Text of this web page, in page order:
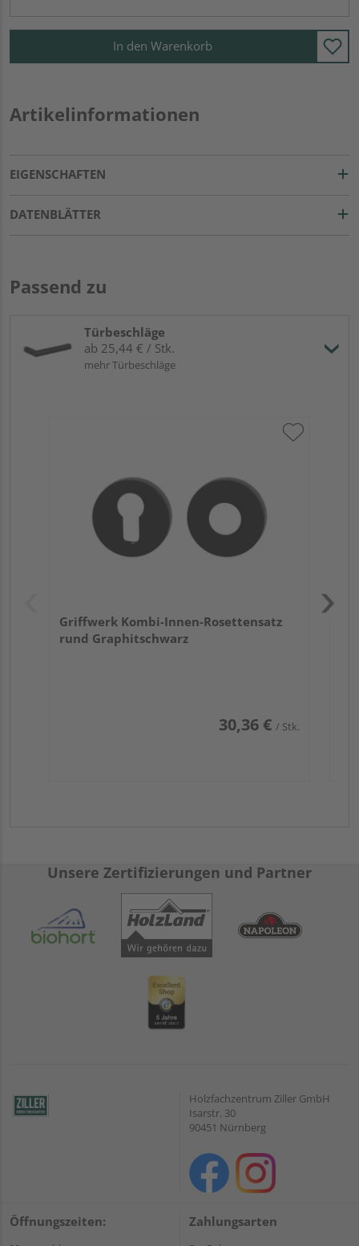
In den Warenkorb
Artikelinformationen
EIGENSCHAFTEN
DATENBLÄTTER
Passend zu
Türbeschläge
ab 25,44 € / Stk.
mehr Türbeschläge
Griffwerk Kombi-Innen-Rosettensatz
rund Graphitschwarz
30,36 € / Stk.
Unsere Zertifizierungen und Partner
Holzfachzentrum Ziller GmbH
Isarstr. 30
90451 Nürnberg
Öffnungszeiten: Zahlungsarten